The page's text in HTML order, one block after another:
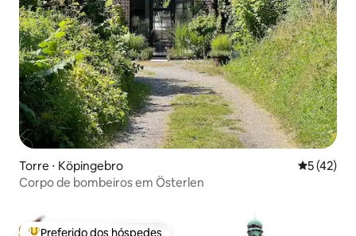
Torre ⋅ Köpingebro 5 de uma
5 (42)
Corpo de bombeiros em Österlen
Preferido dos hóspedes